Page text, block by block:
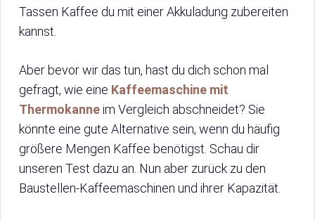
Tassen Kaffee du mit einer Akkuladung zubereiten
kannst.
Aber bevor wir das tun, hast du dich schon mal
gefragt, wie eine Kaffeemaschine mit
Thermokanneim Vergleich abschneidet? Sie
könnte eine gute Alternative sein, wenn du häufig
größere Mengen Kaffee benötigst. Schau dir
unseren Test dazu an. Nun aber zurück zu den
Baustellen-Kaffeemaschinen und ihrer Kapazität.